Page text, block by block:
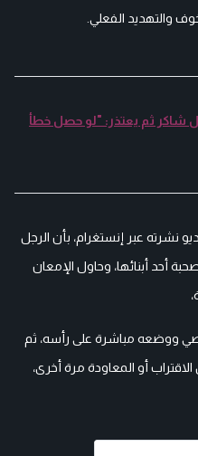
والتهديد الفعلي.
شاكر ثم يعتذر: "لو حصل خطأ
نشرته عبر إنستغرام، بأن الرجل
أحد أبنائها، وحاول الإمعان
ووضعه مباشرة على رأسه، ثم
أو المعاودة مرة أخرى،